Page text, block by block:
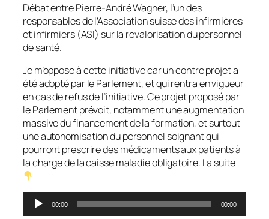
Débat entre Pierre-André Wagner, l’un des
responsables de l’Association suisse des infirmières
et infirmiers (ASI) sur la revalorisation du personnel
de santé.
Je m’oppose à cette initiative car un contre projet a
été adopté par le Parlement, et qui rentra en vigueur
en cas de refus de l’initiative. Ce projet proposé par
le Parlement prévoit, notamment une augmentation
massive du financement de la formation, et surtout
une autonomisation du personnel soignant qui
pourront prescrire des médicaments aux patients à
la charge de la caisse maladie obligatoire. La suite
Lecteur
audio
00:00 00:00